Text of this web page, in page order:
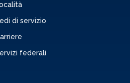
di servizio
federali